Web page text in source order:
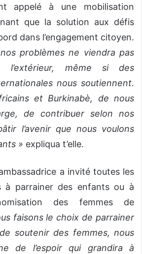
appelé à une mobilisation
que la solution aux défis
dans l’engagement citoyen.
problèmes ne viendra pas
l’extérieur, même si des
nous soutiennent.
et Burkinabè, de nous
de contribuer selon nos
l’avenir que nous voulons
» expliqua t’elle.
a invité toutes les
à parrainer des enfants ou à
des femmes de
faisons le choix de parrainer
soutenir des femmes, nous
de l’espoir qui grandira à